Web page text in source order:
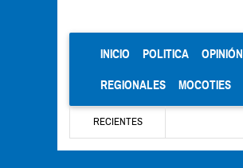
INICIO (CURRENT)
POLITICA OPINIÓN
REGIONALES MOCOTIES
RECIENTES